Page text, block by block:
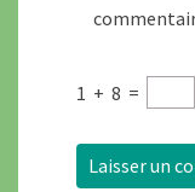
1 + 8 =